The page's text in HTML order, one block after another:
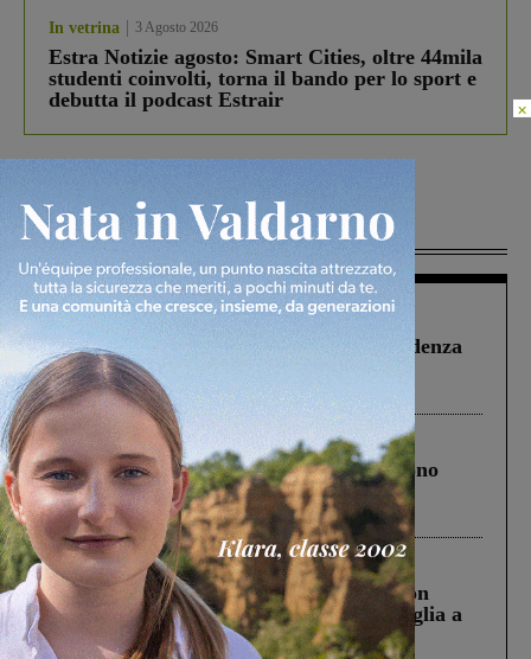
In vetrina 3 Agosto 2026
Estra Notizie agosto: Smart Cities, oltre 44mila
studenti coinvolti, torna il bando per lo sport e
debutta il podcast Estrair
Più lette
Figline Incisa Valdarno 1 Agosto 2026
Piscina di Figline finanziata oltre la scadenza
Pnrr, il gruppo di Fratelli d’Italia: “Un
ringraziamento al Governo”
Cronaca 4 Agosto 2026
Un anno fa la strage in A1 in cui morirono
Gianni, Giulia e Franco. Lo schianto, il
processo, lo stop ai sorpassi fra tir....
Cronaca 3 Agosto 2026
Scomparso da una struttura di Castiglion
Fiorentino l’uomo che aveva ucciso la figlia a
Levane nel 2020
×